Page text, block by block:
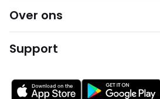
Over ons
Support